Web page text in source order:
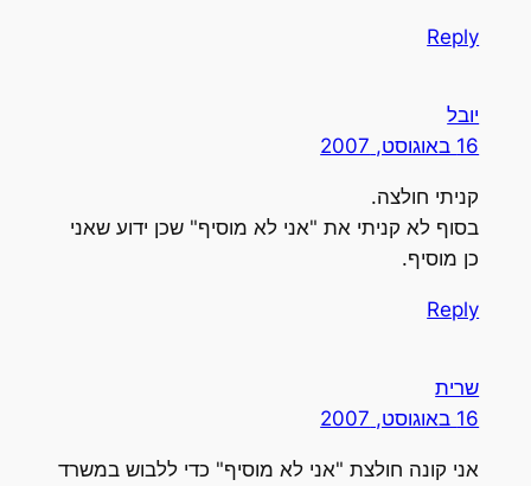
Reply
יובל
16 באוגוסט, 2007
קניתי חולצה.
בסוף לא קניתי את "אני לא מוסיף" שכן ידוע שאני
כן מוסיף.
Reply
שרית
16 באוגוסט, 2007
אני קונה חולצת "אני לא מוסיף" כדי ללבוש במשרד